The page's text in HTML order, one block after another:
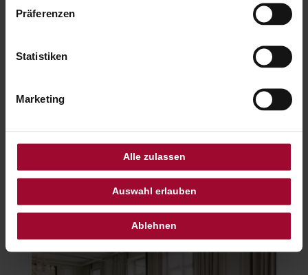
Präferenzen
Statistiken
Marketing
Alle zulassen
Auswahl erlauben
Ablehnen
ELEGANT LIVING MEETS TIMELESS COMFORT
Featuring a spacious open-plan living and
bathroom and living room, adding a modern
and sophisticated touch.